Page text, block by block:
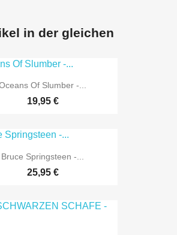
in der gleichen
Of Slumber -...
19,95 €
Bruce Springsteen -...
25,95 €